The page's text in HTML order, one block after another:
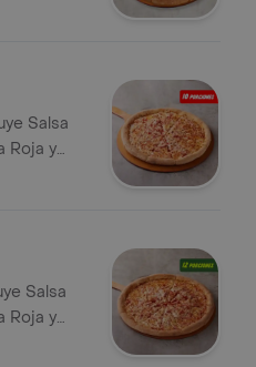
Salsa
Roja y
Salsa
Roja y